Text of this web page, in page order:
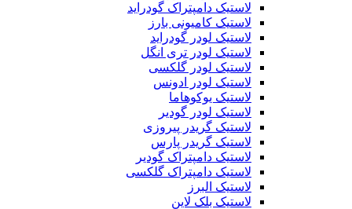
لاستیک دامپتراک گودراید
لاستیک کامیونی بارز
لاستیک لودر گودراید
لاستیک لودر تری انگل
لاستیک لودر گلکسی
لاستیک لودر ادونس
لاستیک یوکوهاما
لاستیک لودر گودیر
لاستیک گریدر پیروزی
لاستیک گریدر پارس
لاستیک دامپتراک گودیر
لاستیک دامپتراک گلکسی
لاستیک البرز
لاستیک بلک لاین